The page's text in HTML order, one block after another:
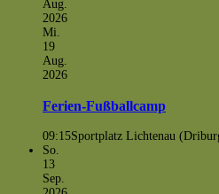
Aug.
2026
Mi.
19
Aug.
2026
Ferien-Fußballcamp
09:15Sportplatz Lichtenau
So.
13
Sep.